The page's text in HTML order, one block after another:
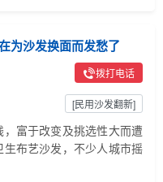
为沙发换面而发愁了
拨打电话
[民用沙发翻新]
富于改变及挑选性大而遭
布艺沙发，不少人城市摇